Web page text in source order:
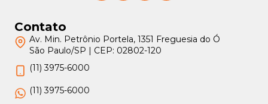
Contato
Av. Min. Petrônio Portela, 1351 Freguesia do Ó
São Paulo/SP | CEP: 02802-120
(11) 3975-6000
(11) 3975-6000